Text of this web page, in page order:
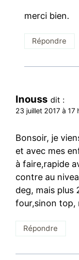
merci bien.
Répondre
Inouss dit :
23 juillet 2017 à 17
Bonsoir, je
et avec mes
à faire,rapide
contre au
deg, mais plus
four,sinon top,
Répondre